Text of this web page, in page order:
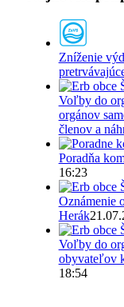
Zníženie
Voľby do
orgánov
členov a
Poradňa
16:23
Oznámenie
Herák
Voľby do
obyvateľov
18:54